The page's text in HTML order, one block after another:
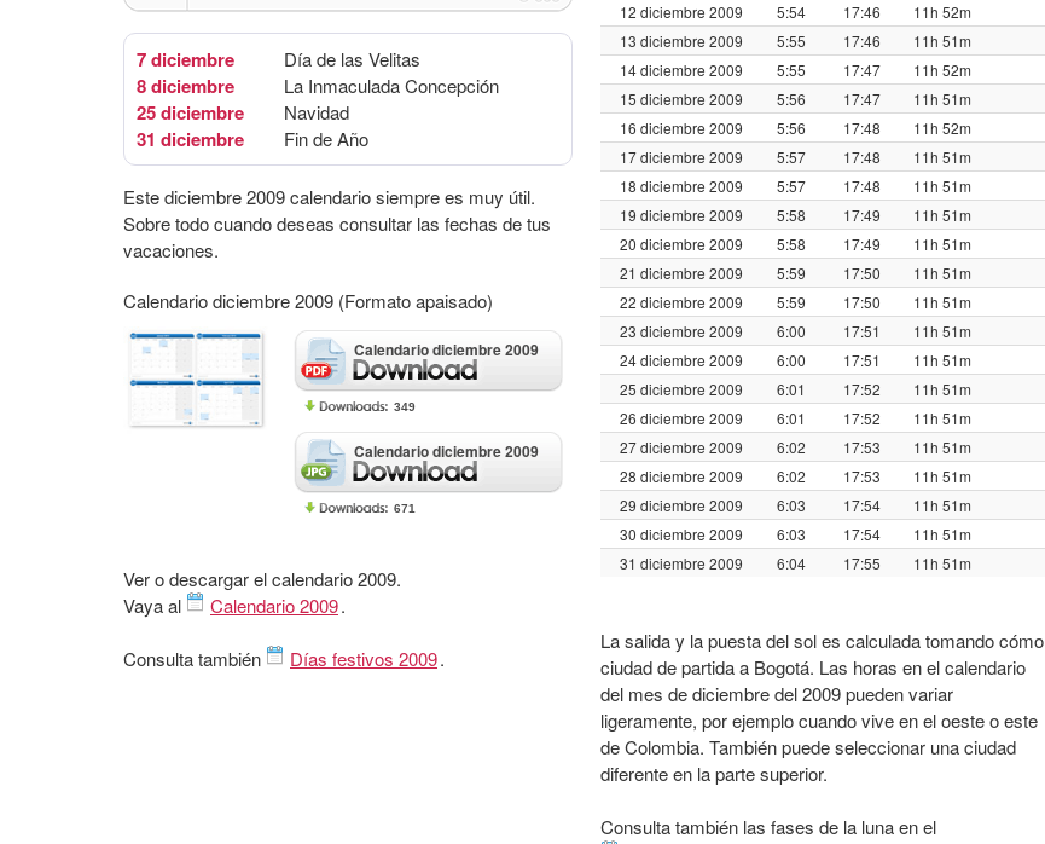
7 diciembre Día de las Velitas
8 diciembre La Inmaculada Concepción
25 diciembre Navidad
31 diciembre Fin de Año
Este diciembre 2009 calendario siempre es muy útil.
Sobre todo cuando deseas consultar las fechas de tus
vacaciones.
Calendario diciembre 2009 (Formato apaisado)
Calendario diciembre 2009
349
Calendario diciembre 2009
671
Ver o descargar el calendario 2009.
Vaya al
Calendario 2009.
Consulta también Días festivos 2009.
12 diciembre 2009
5:54 17:46
11h 52m
13 diciembre 2009
5:55 17:46
11h 51m
14 diciembre 2009
5:55 17:47
11h 52m
15 diciembre 2009
5:56 17:47
11h 51m
16 diciembre 2009
5:56 17:48
11h 52m
17 diciembre 2009
5:57 17:48
11h 51m
18 diciembre 2009
5:57 17:48
11h 51m
19 diciembre 2009
5:58 17:49
11h 51m
20 diciembre 2009
5:58 17:49
11h 51m
21 diciembre 2009
5:59 17:50
11h 51m
22 diciembre 2009
5:59 17:50
11h 51m
23 diciembre 2009
6:00 17:51
11h 51m
24 diciembre 2009
6:00 17:51
11h 51m
25 diciembre 2009
6:01 17:52
11h 51m
26 diciembre 2009
6:01 17:52
11h 51m
27 diciembre 2009
6:02 17:53
11h 51m
28 diciembre 2009
6:02 17:53
11h 51m
29 diciembre 2009
6:03 17:54
11h 51m
30 diciembre 2009
6:03 17:54
11h 51m
31 diciembre 2009
6:04 17:55 11h 51m
La salida y la puesta del sol es calculada tomando cómo
ciudad de partida a Bogotá. Las horas en el calendario
del mes de diciembre del 2009 pueden variar
ligeramente, por ejemplo cuando vive en el oeste o este
de Colombia. También puede seleccionar una ciudad
diferente en la parte superior.
Consulta también las fases de la luna en el